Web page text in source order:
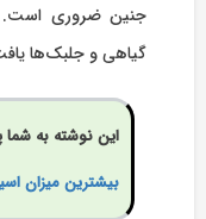
جنین ضروری است.
گیاهی و جلبک‌ها
این نوشته به
بیشترین میزان